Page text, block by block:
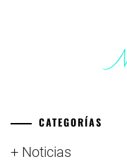
CATEGORÍAS
+ Noticias